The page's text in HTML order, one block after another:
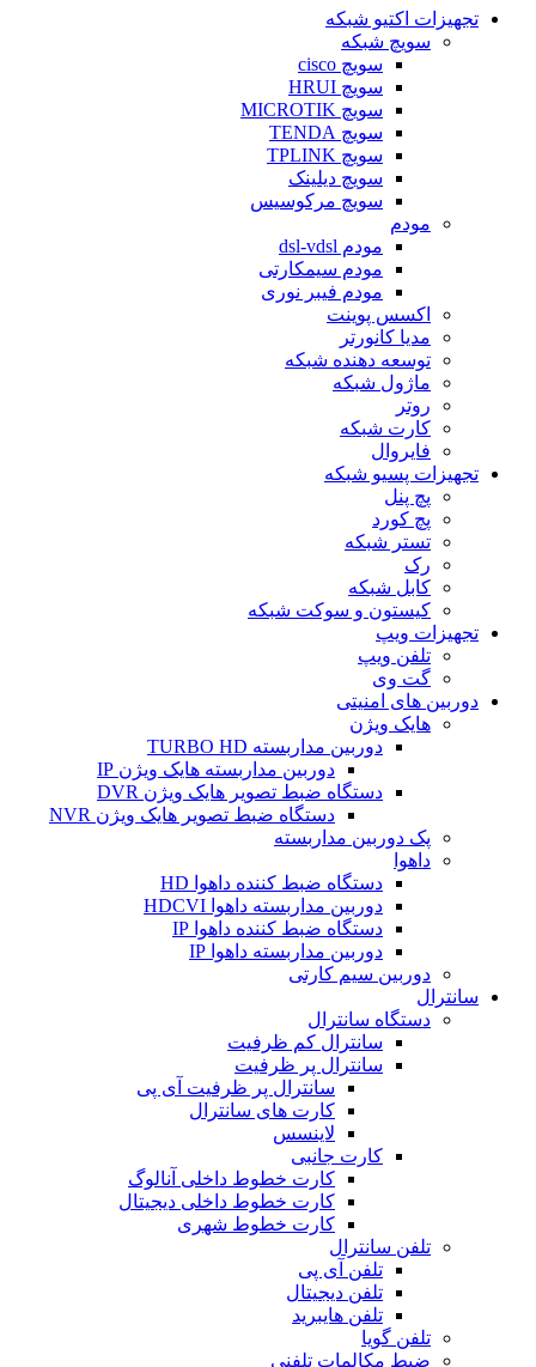
تجهیزات اکتیو شبکه
سویچ شبکه
سویچ cisco
سویچ HRUI
سویچ MICROTIK
سویچ TENDA
سویچ TPLINK
سویچ دیلینک
سویچ مرکوسیس
مودم
مودم dsl-vdsl
مودم سیمکارتی
مودم فیبر نوری
اکسس پوینت
مدیا کانورتر
توسعه دهنده شبکه
ماژول شبکه
روتر
کارت شبکه
فایروال
تجهیزات پسیو شبکه
پچ پنل
پچ کورد
تستر شبکه
رک
کابل شبکه
کیستون و سوکت شبکه
تجهیزات ویپ
تلفن ویپ
گت وی
دوربین های امنیتی
هایک ویژن
دوربین مداربسته TURBO HD
دوربین مداربسته هایک ویژن IP
دستگاه ضبط تصویر هایک ویژن DVR
دستگاه ضبط تصویر هایک ویژن NVR
پک دوربین مداربسته
داهوا
دستگاه ضبط کننده داهوا HD
دوربین مداربسته داهوا HDCVI
دستگاه ضبط کننده داهوا IP
دوربین مداربسته داهوا IP
دوربین سیم کارتی
سانترال
دستگاه سانترال
سانترال کم ظرفیت
سانترال پر ظرفیت
سانترال پر ظرفیت آی پی
کارت های سانترال
لاینسس
کارت جانبی
کارت خطوط داخلی آنالوگ
کارت خطوط داخلی دیجیتال
کارت خطوط شهری
تلفن سانترال
تلفن آی پی
تلفن دیجیتال
تلفن هایبرید
تلفن گویا
ضبط مکالمات تلفنی